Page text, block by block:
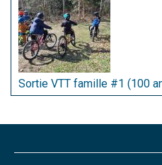
Sortie VTT famille #1 (100